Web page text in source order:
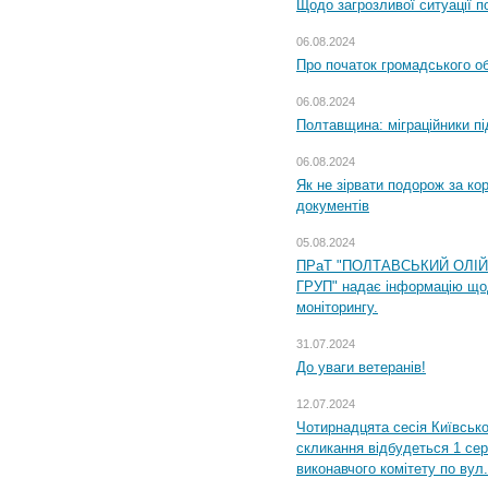
Щодо загрозливої ситуації
06.08.2024
Про початок громадського
06.08.2024
Полтавщина: міграційники
06.08.2024
Як не зірвати подорож за
документів
05.08.2024
ПРаТ "ПОЛТАВСЬКИЙ
ГРУП" надає інформацію
моніторингу.
31.07.2024
До уваги ветеранів!
12.07.2024
Чотирнадцята сесія
скликання відбудеться 1
виконавчого комітету по